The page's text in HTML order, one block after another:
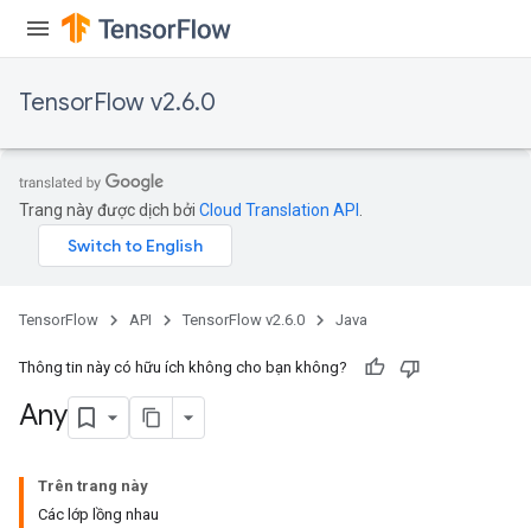
TensorFlow v2.6.0
Trang này được dịch bởi Cloud Translation API
TensorFlow API TensorFlow v2.6.0 Java
Thông tin này có hữu ích không cho bạn không?
Any
Trên trang này
Các lớp lồng nhau